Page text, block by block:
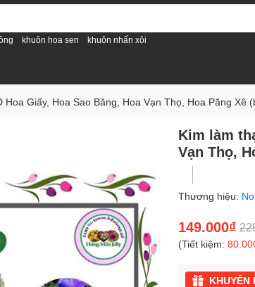
khuôn hoa sen khuôn nhấn xôi
Hoa Giấy, Hoa Sao Băng, Hoa Vạn Thọ, Hoa Păng Xê
Kim làm
Vạn Thọ,
Thương hiệu:
149.000₫
(Tiết kiệm:
KHUYẾN